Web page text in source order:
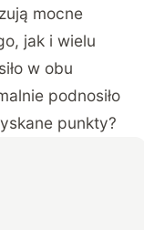
mocne
jak i wielu
w obu
podnosiło
punkty?